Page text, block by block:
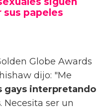
sus papeles
Globe Awards
dijo: "Me
gays interpretando
. Necesita ser un